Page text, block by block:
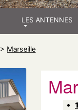
LES ANTENNES
> Marseille